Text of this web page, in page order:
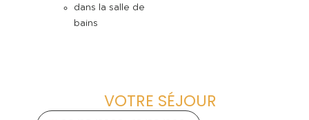
dans la salle de
bains
VOTRE SÉJOUR